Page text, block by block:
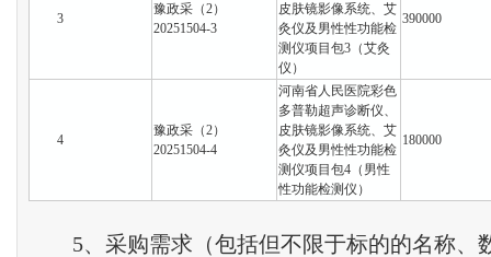
3
豫政采（2）
20251504-3
皮肤镜影像系统、艾
灸仪及男性性功能检
测仪项目包3（艾灸
仪）
390000
4
豫政采（2）
20251504-4
河南省人民医院彩色
多普勒超声诊断仪、
皮肤镜影像系统、艾
灸仪及男性性功能检
测仪项目包4（男性
性功能检测仪）
180000
5、采购需求（包括但不限于标的的名称、